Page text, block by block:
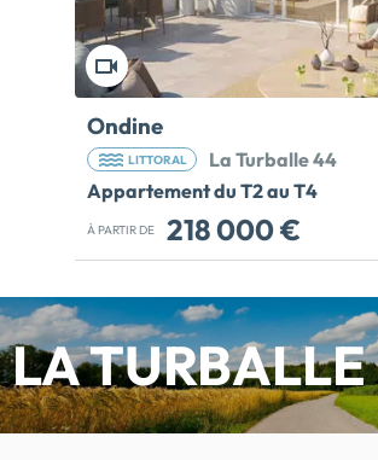
Ondine
LITTORAL
La Turballe 44
Appartement du T2 au T4
À PARTIR DE 218 000 €
À 300M DE LA MER ! Travaux
au T4Au coeur d'un quartier
majoritairement de maisons,
un programme résidentiel
seulement 300 mètres de l'océan
plages préservées. Profitez d'un
LA TURBALLE